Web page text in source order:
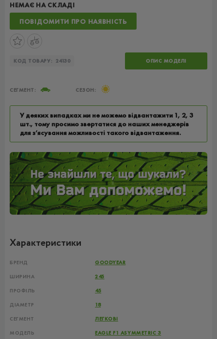
НЕМАЄ НА СКЛАДІ
ПОВІДОМИТИ ПРО НАЯВНІСТЬ
КОД ТОВАРУ: 24130 ОПИС МОДЕЛІ
СЕГМЕНТ: СЕЗОН:
У деяких випадках ми не можемо відвантажити 1, 2, 3
шт., тому просимо звертатися до наших менеджерів
для з’ясування можливості такого відвантаження.
Характеристики
БРЕНД GOODYEAR
ШИРИНА 245
ПРОФІЛЬ 45
ДІАМЕТР 18
СЕГМЕНТ ЛЕГКОВІ
МОДЕЛЬ EAGLE F1 ASYMMETRIC 3